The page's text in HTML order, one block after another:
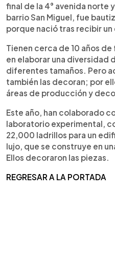
final de la 4° avenida norte
barrio San Miguel, fue
porque nació tras recibir un
Tienen cerca de 10 años
en elaborar una diversidad
diferentes tamaños. Pero
también las decoran; por
áreas de producción y
Este año, han colaborado
laboratorio experimental,
22,000 ladrillos para un
lujo, que se construye en
Ellos decoraron las piezas.
REGRESAR A LA PORTADA